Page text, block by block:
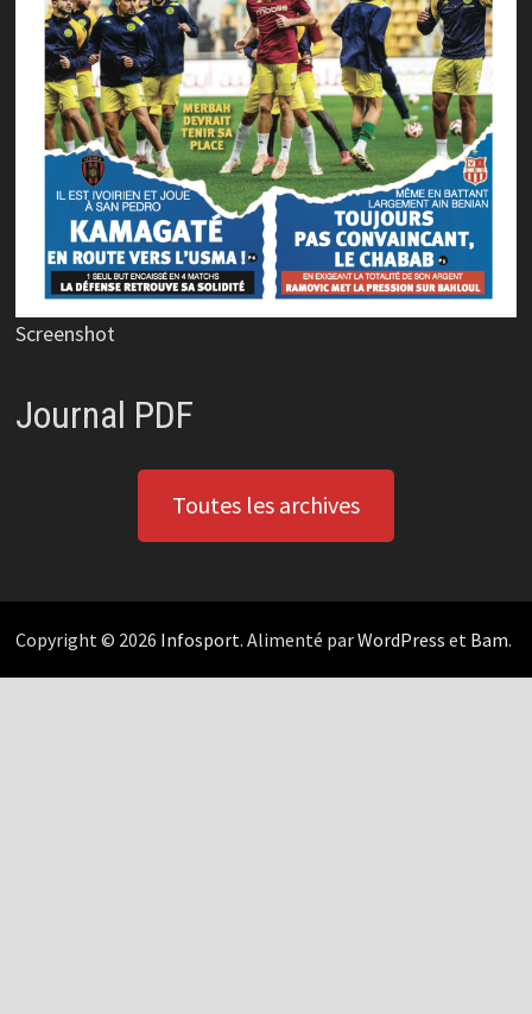
Screenshot
Journal PDF
Toutes les archives
Copyright © 2026 Infosport. Alimenté parWordPress et Bam.